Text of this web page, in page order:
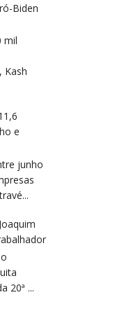
Biden
mil
Kash
e
junho
20ª ...